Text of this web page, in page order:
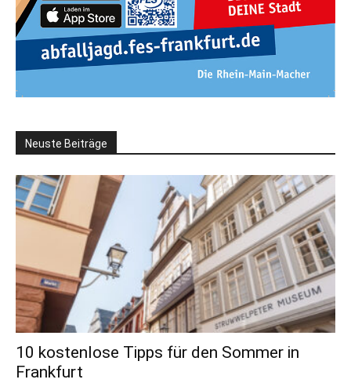
Neuste Beiträge
10 kostenlose Tipps für den Sommer in
Frankfurt